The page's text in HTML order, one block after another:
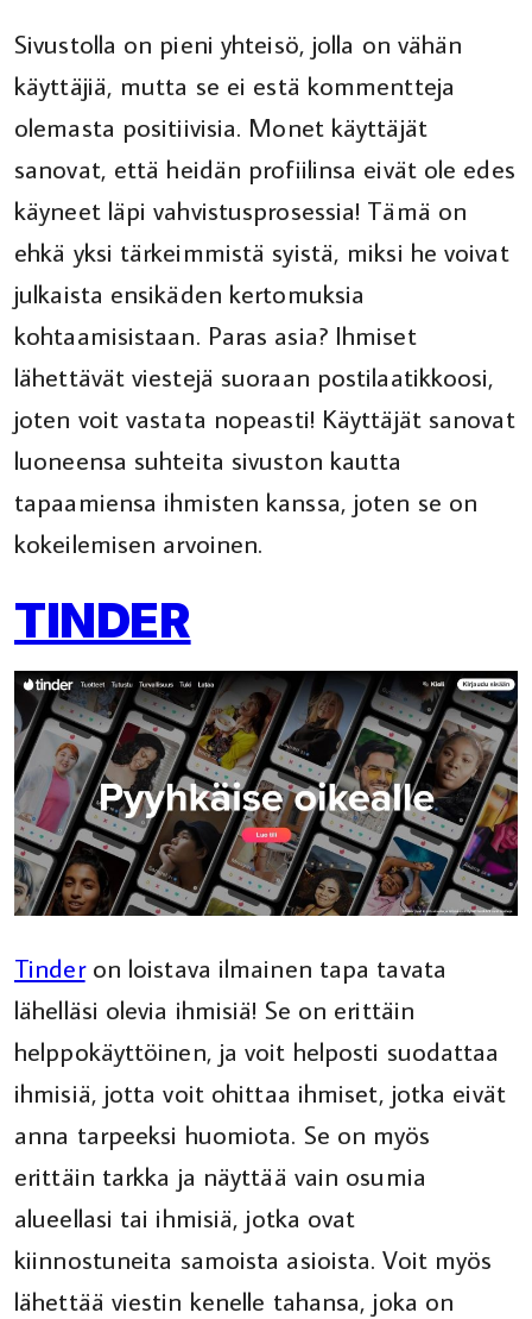
Sivustolla on pieni yhteisö, jolla on vähän
käyttäjiä, mutta se ei estä kommentteja
olemasta positiivisia. Monet käyttäjät
sanovat, että heidän profiilinsa eivät ole edes
käyneet läpi vahvistusprosessia! Tämä on
ehkä yksi tärkeimmistä syistä, miksi he voivat
julkaista ensikäden kertomuksia
kohtaamisistaan. Paras asia? Ihmiset
lähettävät viestejä suoraan postilaatikkoosi,
joten voit vastata nopeasti! Käyttäjät sanovat
luoneensa suhteita sivuston kautta
tapaamiensa ihmisten kanssa, joten se on
kokeilemisen arvoinen.
TINDER
Tinderon loistava ilmainen tapa tavata
lähelläsi olevia ihmisiä! Se on erittäin
helppokäyttöinen, ja voit helposti suodattaa
ihmisiä, jotta voit ohittaa ihmiset, jotka eivät
anna tarpeeksi huomiota. Se on myös
erittäin tarkka ja näyttää vain osumia
alueellasi tai ihmisiä, jotka ovat
kiinnostuneita samoista asioista. Voit myös
lähettää viestin kenelle tahansa, joka on